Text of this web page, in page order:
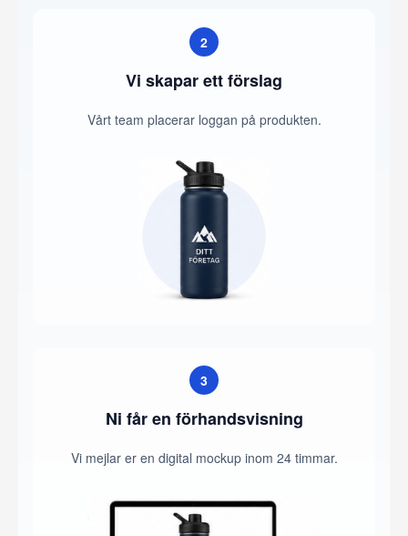
2
Vi skapar ett förslag
Vårt team placerar loggan på produkten.
3
Ni får en förhandsvisning
Vi mejlar er en digital mockup inom 24 timmar.